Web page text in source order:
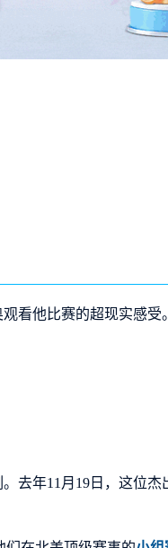
看他比赛的超现实感受。
去年11月19日，这位